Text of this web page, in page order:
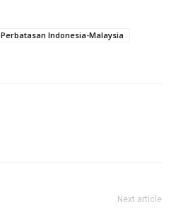
Perbatasan Indonesia-Malaysia
Next article